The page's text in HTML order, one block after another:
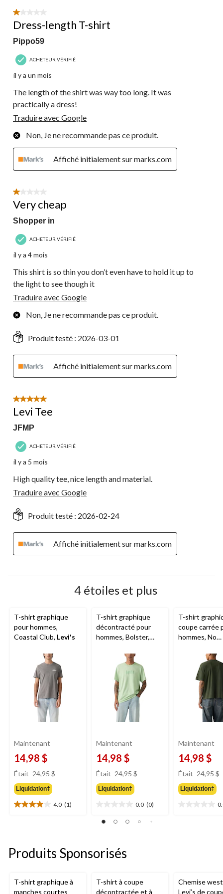
soumission.
commentaire.
1 étoile(s) sur 5.
Dress-length T-shirt
Pippo59
ACHETEUR VÉRIFIÉ
il y a un mois
The length of the shirt was way too long. It was
practically a dress!
Traduire avec Google
Non, Je ne recommande pas ce produit.
Affiché initialement sur marks.com
1 étoile(s) sur 5.
Very cheap
Shopper in
ACHETEUR VÉRIFIÉ
il y a 4 mois
This shirt is so thin you don’t even have to hold it up to
the light to see though it
Traduire avec Google
Non, Je ne recommande pas ce produit.
Produit testé : 2026-03-01
Affiché initialement sur marks.com
5 étoile(s) sur 5.
Levi Tee
JFMP
ACHETEUR VÉRIFIÉ
il y a 5 mois
High quality tee, nice length and material.
Traduire avec Google
Produit testé : 2026-02-24
Affiché initialement sur marks.com
4 étoiles et plus
T-shirt graphique
pour hommes,
Coastal Club, Levi's
Maintenant
14,98 $
Était 24,95 $
Liquidation‡
4.0 (1)
4.0
1
évaluation
T-shirt graphique
décontracté pour
hommes, Bolster,
Maintenant
14,98 $
Était 24,95 $
Liquidation‡
0.0 (0)
étoile(s)
T-shirt
coupe carrée
hommes, No
Maintenant
14,98 $
Était 24,95 $
Liquidation‡
Produits Sponsorisés
T-shirt graphique à
manches courtes
T-shirt à coupe
décontractée et à
Chemise
Levi’s de